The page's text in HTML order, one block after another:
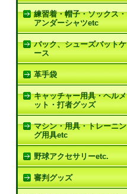
練習着・帽子・ソックス・
アンダーシャツetc
バック、シューズバットケ
ース
革手袋
キャッチャー用具・ヘルメ
ット・打者グッズ
マシン・用具・トレーニン
グ用具etc
野球アクセサリーetc.
審判グッズ